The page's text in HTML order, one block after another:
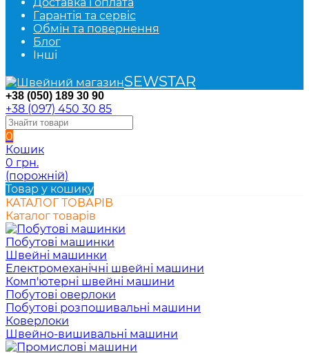
Гарантія та сервіс
Обмін та повернення
Блог
Інші
SEWSTAR
+38 (050) 189 30 90
+38 (097) 450 30 85
0
Кошик
0 грн.
(порожній)
Товар у кошику
КАТАЛОГ ТОВАРІВ
Каталог товарів
Побутові машинки
Швейні машинки
Електромеханічні швейні машини
Комп'ютерні швейні машини
Побутові оверлоки
Побутові розпошивальні машини
Коверлоки
Швейно-вишивальні машини